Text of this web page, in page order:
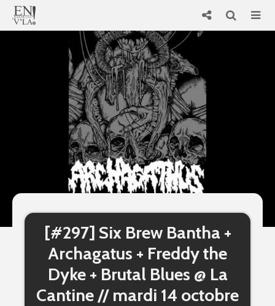
[#297] Six Brew Bantha +
Archagatus + Freddy the
Dyke + Brutal Blues @ La
Cantine // mardi 14 octobre